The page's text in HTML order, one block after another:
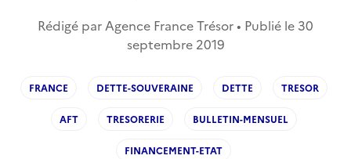
Rédigé par Agence France Trésor • Publié le 30
septembre 2019
FRANCE DETTE-SOUVERAINE DETTE TRESOR
AFT TRESORERIE BULLETIN-MENSUEL
FINANCEMENT-ETAT